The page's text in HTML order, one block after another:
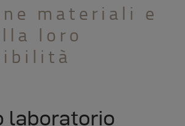
materiali e
loro
laboratorio